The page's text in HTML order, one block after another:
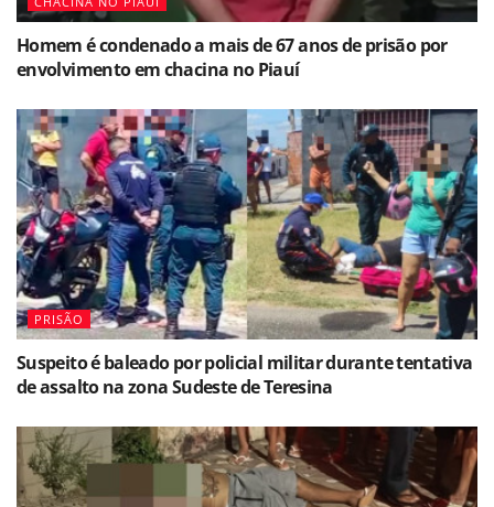
Homem é condenado a mais de 67 anos de prisão por
envolvimento em chacina no Piauí
PRISÃO
Suspeito é baleado por policial militar durante tentativa
de assalto na zona Sudeste de Teresina